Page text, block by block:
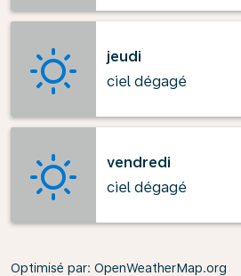
jeudi
ciel dégagé
vendredi
ciel dégagé
Optimisé par: OpenWeatherMap.org